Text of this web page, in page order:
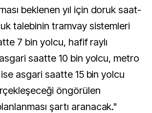
beklenen yıl için doruk saat-
talebinin tramvay sistemleri
7 bin yolcu, hafif raylı
saatte 10 bin yolcu, metro
asgari saatte 15 bin yolcu
öngörülen
şartı aranacak."